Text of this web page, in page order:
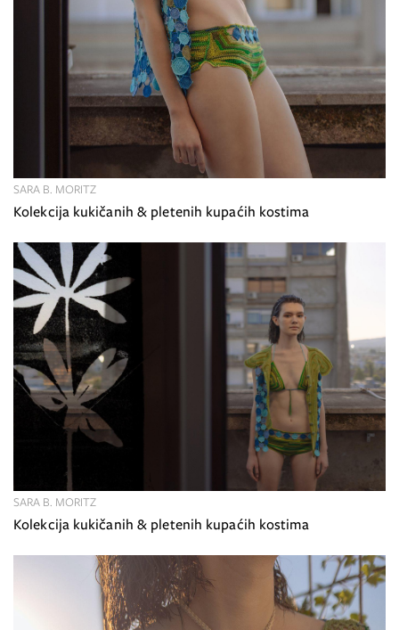
Kolekcija kukičanih & pletenih kupaćih kostima
SARA B. MORITZ
Kolekcija kukičanih & pletenih kupaćih kostima
SARA B. MORITZ